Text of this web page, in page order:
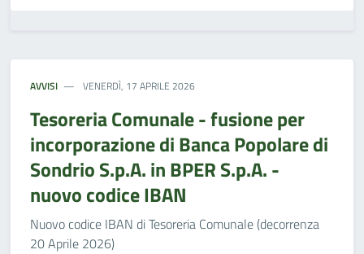
AVVISI VENERDÌ, 17 APRILE 2026
Tesoreria Comunale - fusione per
incorporazione di Banca Popolare di
Sondrio S.p.A. in BPER S.p.A. -
nuovo codice IBAN
Nuovo codice IBAN di Tesoreria Comunale (decorrenza
20 Aprile 2026)